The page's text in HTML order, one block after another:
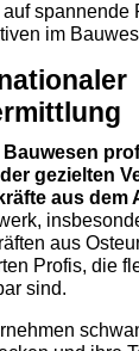
spannende
im
gezielten
aus dem
aus
Profis, die
sind.